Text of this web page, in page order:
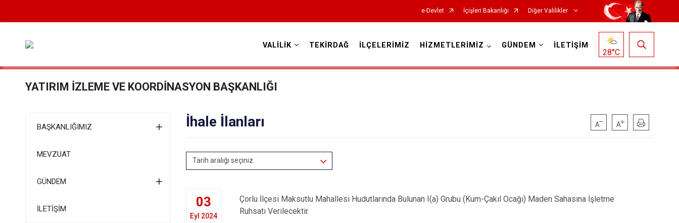
e-Devlet İçişleri Bakanlığı Diğer Valilikler
VALİLİK TEKİRDAĞ İLÇELERİMİZ HİZMETLERİMİZ GÜNDEM İLETİŞİM
28°C
YATIRIM İZLEME VE KOORDİNASYON BAŞKANLIĞI
BAŞKANLIĞIMIZ
MEVZUAT
GÜNDEM
İLETİŞİM
İhale İlanları
Tarih aralığı seçiniz
03
Eyl 2024
Çorlu İlçesi Maksutlu Mahallesi Hudutlarında Bulunan I(a) Grubu (Kum-Çakıl Ocağı) Maden Sahasına İşletme
Ruhsatı Verilecektir.